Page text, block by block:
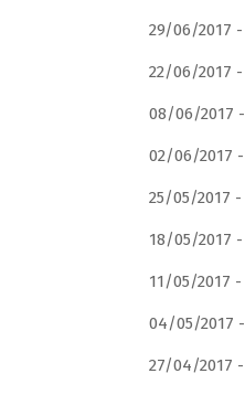
29/06/2017 -
22/06/2017 -
08/06/2017 -
02/06/2017 -
25/05/2017 -
18/05/2017 -
11/05/2017 -
04/05/2017 -
27/04/2017 -